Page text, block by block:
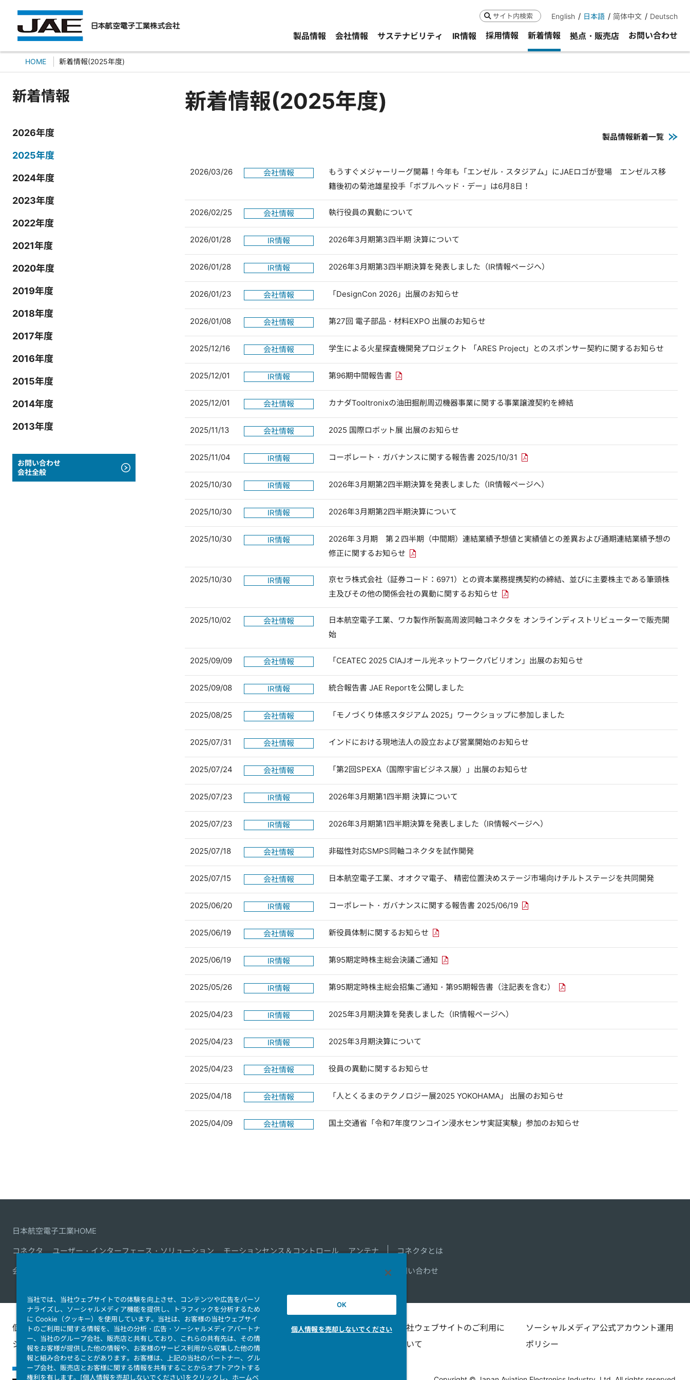
検索 English 日本語 简体中文 Deutsch
製品情報 会社情報 サステナビリティ IR情報 採用情報 新着情報 拠点・販売店 お問い合わせ
HOME 新着情報(2025年度)
新着情報
2026年度
2025年度
2024年度
2023年度
2022年度
2021年度
2020年度
2019年度
2018年度
2017年度
2016年度
2015年度
2014年度
2013年度
お問い合わせ
会社全般
新着情報(2025年度)
製品情報新着一覧
2026/03/26 会社情報
もうすぐメジャーリーグ開幕！今年も「エンゼル・スタジアム」にJAEロゴが登場 エンゼルス移
籍後初の菊池雄星投手「ボブルヘッド・デー」は6月8日！
2026/02/25 会社情報 執行役員の異動について
2026/01/28 IR情報 2026年3月期第3四半期 決算について
2026/01/28 IR情報 2026年3月期第3四半期決算を発表しました（IR情報ページへ）
2026/01/23 会社情報 「DesignCon 2026」出展のお知らせ
2026/01/08 会社情報 第27回 電子部品・材料EXPO 出展のお知らせ
2025/12/16 会社情報 学生による火星探査機開発プロジェクト 「ARES Project」とのスポンサー契約に関するお知らせ
2025/12/01 IR情報 第96期中間報告書 PDFリンクを新しいウィンドウで開きます
2025/12/01 会社情報 カナダTooltronixの油田掘削周辺機器事業に関する事業譲渡契約を締結
2025/11/13 会社情報 2025 国際ロボット展 出展のお知らせ
2025/11/04 IR情報 コーポレート・ガバナンスに関する報告書 2025/10/31 PDFリンクを新しいウィンドウで開きます
2025/10/30 IR情報 2026年3月期第2四半期決算を発表しました（IR情報ページへ）
2025/10/30 IR情報 2026年3月期第2四半期決算について
2025/10/30 IR情報
2026年３月期 第２四半期（中間期）連結業績予想値と実績値との差異および通期連結業績予想の
修正に関するお知らせ PDFリンクを新しいウィンドウで開きます
2025/10/30 IR情報
京セラ株式会社（証券コード：6971）との資本業務提携契約の締結、並びに主要株主である筆頭株
主及びその他の関係会社の異動に関するお知らせ PDFリンクを新しいウィンドウで開きます
2025/10/02 会社情報
日本航空電子工業、ワカ製作所製高周波同軸コネクタを オンラインディストリビューターで販売開
始
2025/09/09 会社情報 「CEATEC 2025 CIAJオール光ネットワークパビリオン」出展のお知らせ
2025/09/08 IR情報 統合報告書 JAE Reportを公開しました
2025/08/25 会社情報 「モノづくり体感スタジアム 2025」ワークショップに参加しました
2025/07/31 会社情報 インドにおける現地法人の設立および営業開始のお知らせ
2025/07/24 会社情報 「第2回SPEXA（国際宇宙ビジネス展）」出展のお知らせ
2025/07/23 IR情報 2026年3月期第1四半期 決算について
2025/07/23 IR情報 2026年3月期第1四半期決算を発表しました（IR情報ページへ）
2025/07/18 会社情報 非磁性対応SMPS同軸コネクタを試作開発
2025/07/15 会社情報 日本航空電子工業、オオクマ電子、 精密位置決めステージ市場向けチルトステージを共同開発
2025/06/20 IR情報 コーポレート・ガバナンスに関する報告書 2025/06/19 PDFリンクを新しいウィンドウで開きます
2025/06/19 会社情報 新役員体制に関するお知らせ PDFリンクを新しいウィンドウで開きます
2025/06/19 IR情報 第95期定時株主総会決議ご通知 PDFリンクを新しいウィンドウで開きます
2025/05/26 IR情報 第95期定時株主総会招集ご通知・第95期報告書（注記表を含む） PDFリンクを新しいウィンドウで開き
2025/04/23 IR情報 2025年3月期決算を発表しました（IR情報ページへ）
2025/04/23 IR情報 2025年3月期決算について
2025/04/23 会社情報 役員の異動に関するお知らせ
2025/04/18 会社情報 「人とくるまのテクノロジー展2025 YOKOHAMA」 出展のお知らせ
2025/04/09 会社情報 国土交通省「令和7年度ワンコイン浸水センサ実証実験」参加のお知らせ
日本航空電子工業HOME
コネクタ ユーザー・インターフェース・ソリューション モーションセンス＆コントロール アンテナ コネクタとは
会社情報 お問い合わせ
個人情報保護ポリ
シー
JAE Cookie
Policy
ウェブアクセシビリテ
ィ方針
マイナンバー情報保護ポ
当社ウェブサイトのご利用に
ついて
ソーシャルメディア公式アカウント運用
ポリシー
当社では、当社ウェブサイトでの体験を向上させ、コンテンツや広告をパーソ
ナライズし、ソーシャルメディア機能を提供し、トラフィックを分析するため
に Cookie（クッキー）を使用しています。当社は、お客様の当社ウェブサイ
トのご利用に関する情報を、当社の分析・広告・ソーシャルメディアパートナ
ー、当社のグループ会社、販売店と共有しており、これらの共有先は、その情
報をお客様が提供した他の情報や、お客様のサービス利用から収集した他の情
報と組み合わせることがあります。お客様は、上記の当社のパートナー、グル
ープ会社、販売店とお客様に関する情報を共有することからオプトアウトする
権利を有します。[個人情報を売却しないでください]をクリックし、ホームペ
OK
個人情報を売却しないでください